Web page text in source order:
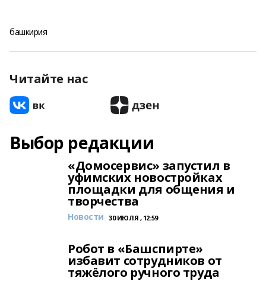
башкирия
Читайте нас
Выбор редакции
«Домосервис» запустил в
уфимских новостройках
площадки для общения и
творчества
Новости 30 ИЮЛЯ , 12:59
Робот в «Башспирте»
избавит сотрудников от
тяжёлого ручного труда